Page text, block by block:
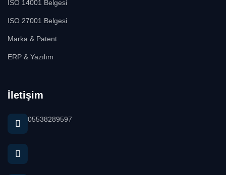
ISO 14001 Belgesi
ISO 27001 Belgesi
Marka & Patent
ERP & Yazılım
İletişim
05538289597